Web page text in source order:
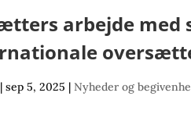
arbejde med
|sep 5, 2025 |Nyheder og